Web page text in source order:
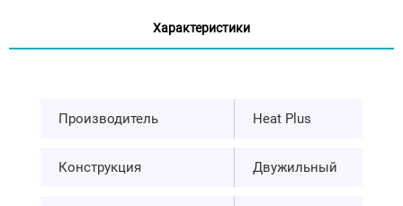
Характеристики
Производитель Heat Plus
Конструкция Двужильный